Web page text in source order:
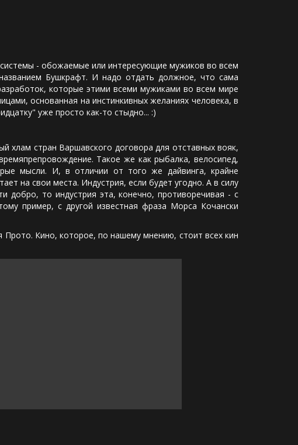
- обожаемые или интересующие мужиков во всем
Бушкрафт. И надо отдать должное, что сама
которые этими всеми мужиками во всем мире
основанная на инстинкивных желаниях человека, в
уже просто как-то стыдно... :)
стран Варшавского договора для отставных вояк,
Такое же как рыбалка, велосипед,
мысли. И, в отличии от того же дайвинга, крайне
на свои места. Индустрия, если будет угодно. А в силу
добро, то индустрия эта, конечно, противоречивая - с
пример, с другой известная фраза Морса Кочански
Кино, которое, по нашему мнению, стоит всех кин